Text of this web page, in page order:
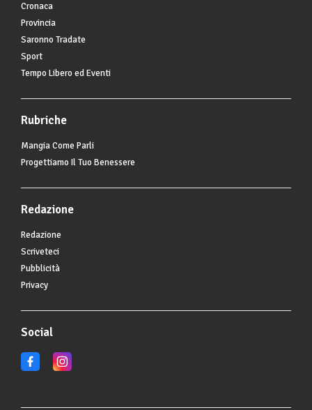
Cronaca
Provincia
Saronno Tradate
Sport
Tempo Libero ed Eventi
Rubriche
Mangia Come Parli
Progettiamo Il Tuo Benessere
Redazione
Redazione
Scriveteci
Pubblicità
Privacy
Social